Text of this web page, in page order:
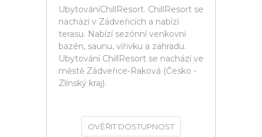
UbytováníChillResort. ChillResort se
nachází v Zádveřicích a nabízí
terasu. Nabízí sezónní venkovní
bazén, saunu, vířivku a zahradu.
Ubytování ChillResort se nachází ve
městě Zádveřice-Raková (Česko -
Zlínský kraj).
OVĚŘIT DOSTUPNOST